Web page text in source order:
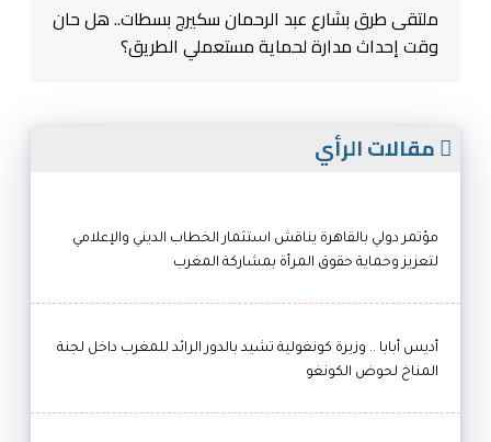
ملتقى طرق بشارع عبد الرحمان سكيرج بسطات.. هل حان
وقت إحداث مدارة لحماية مستعملي الطريق؟
مقالات الرأي
مؤتمر دولي بالقاهرة يناقش استثمار الخطاب الديني والإعلامي
لتعزيز وحماية حقوق المرأة بمشاركة المغرب
أديس أبابا .. وزيرة كونغولية تشيد بالدور الرائد للمغرب داخل لجنة
المناخ لحوض الكونغو